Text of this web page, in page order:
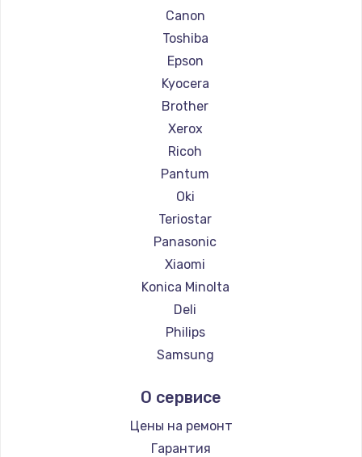
Ремонт принтеров Sharp
Ремонт принтеров TSC
Ремонт принтеров Fujitsu
Ремонт принтеров Godex
Canon
Toshiba
Epson
Kyocera
Brother
Xerox
Ricoh
Pantum
Oki
Teriostar
Panasonic
Xiaomi
Konica Minolta
Deli
Philips
Samsung
Lexmark
Sharp
TSC
О сервисе
Цены на ремонт
Гарантия